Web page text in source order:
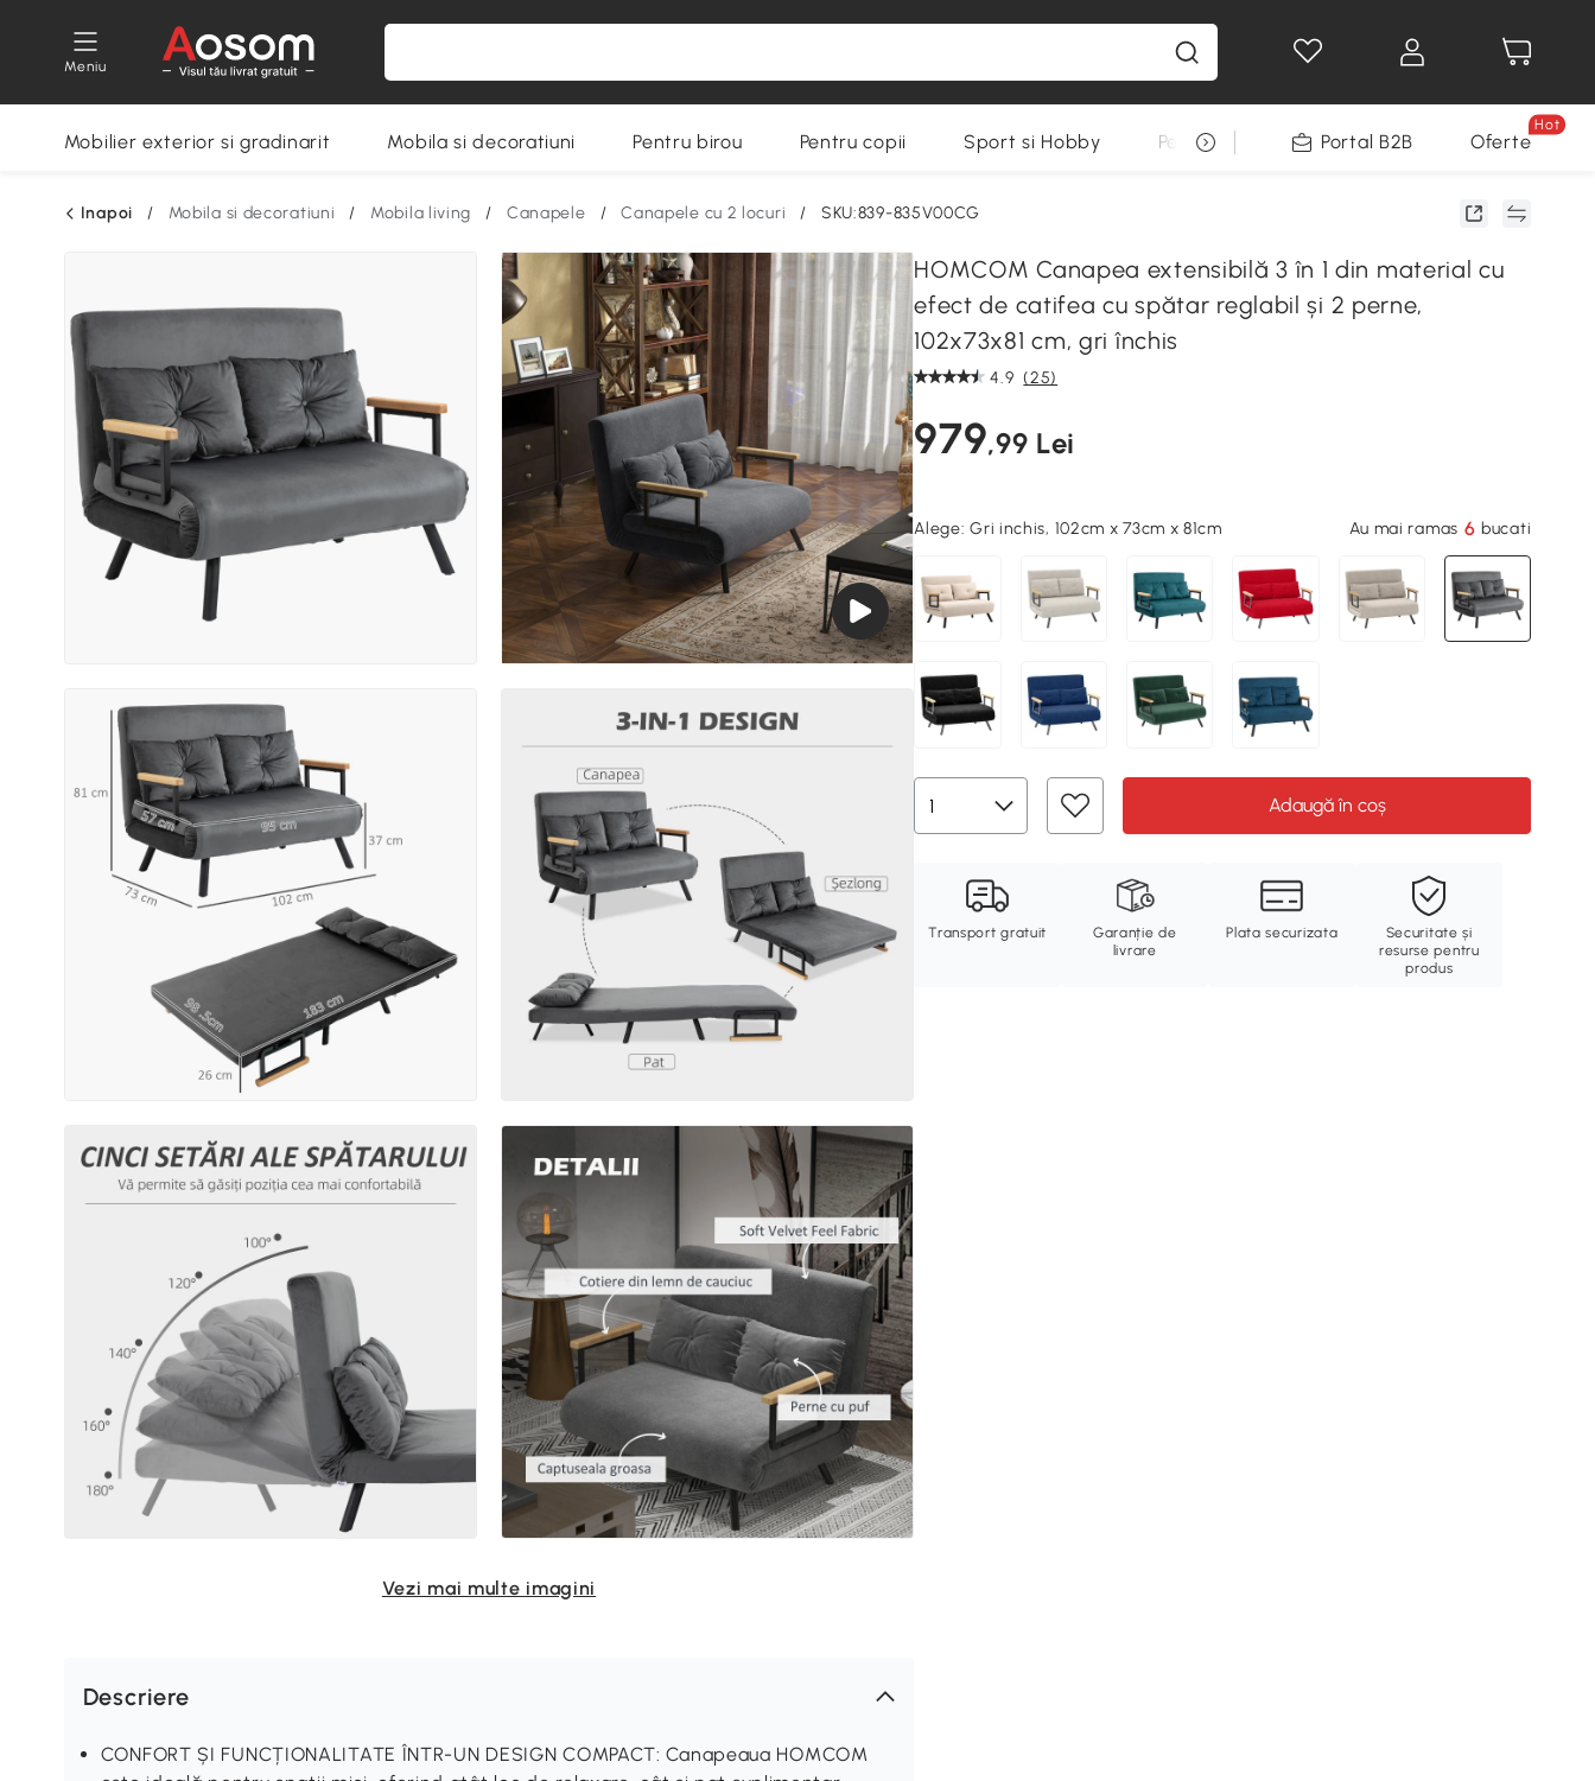
Meniu
Mobilier exterior si gradinarit Mobila si decoratiuni Pentru birou Pentru copii Sport si Hobby Pentru animale Decoratiuni Sarbatori
Portal B2B Oferte
Hot
Inapoi / Mobila si decoratiuni / Mobila living / Canapele / Canapele cu 2 locuri / SKU:839-835V00CG
Vezi mai multe imagini
Descriere
CONFORT ȘI FUNCȚIONALITATE ÎNTR-UN DESIGN COMPACT: Canapeaua HOMCOM
HOMCOM Canapea extensibilă 3 în 1 din material cu
efect de catifea cu spătar reglabil și 2 perne,
102x73x81 cm, gri închis
4.9 (25)
979,99 Lei
Alege:Gri inchis, 102cm x 73cm x 81cm Au mai ramas 6bucati
Adaugă în coș
Transport gratuit
Garanție de
livrare
Plata securizata
Securitate și
resurse pentru
produs